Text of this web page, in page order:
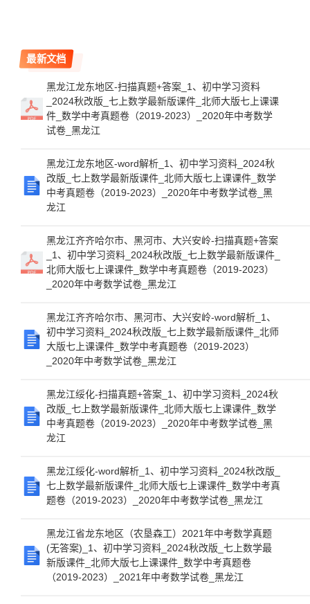
最新文档
黑龙江龙东地区-扫描真题+答案_1、初中学习资料
_2024秋改版_七上数学最新版课件_北师大版七上课课
件_数学中考真题卷（2019-2023）_2020年中考数学
试卷_黑龙江
黑龙江龙东地区-word解析_1、初中学习资料_2024秋
改版_七上数学最新版课件_北师大版七上课课件_数学
中考真题卷（2019-2023）_2020年中考数学试卷_黑
龙江
黑龙江齐齐哈尔市、黑河市、大兴安岭-扫描真题+答案
_1、初中学习资料_2024秋改版_七上数学最新版课件_
北师大版七上课课件_数学中考真题卷（2019-2023）
_2020年中考数学试卷_黑龙江
黑龙江齐齐哈尔市、黑河市、大兴安岭-word解析_1、
初中学习资料_2024秋改版_七上数学最新版课件_北师
大版七上课课件_数学中考真题卷（2019-2023）
_2020年中考数学试卷_黑龙江
黑龙江绥化-扫描真题+答案_1、初中学习资料_2024秋
改版_七上数学最新版课件_北师大版七上课课件_数学
中考真题卷（2019-2023）_2020年中考数学试卷_黑
龙江
黑龙江绥化-word解析_1、初中学习资料_2024秋改版_
七上数学最新版课件_北师大版七上课课件_数学中考真
题卷（2019-2023）_2020年中考数学试卷_黑龙江
黑龙江省龙东地区（农垦森工）2021年中考数学真题
(无答案)_1、初中学习资料_2024秋改版_七上数学最
新版课件_北师大版七上课课件_数学中考真题卷
（2019-2023）_2021年中考数学试卷_黑龙江